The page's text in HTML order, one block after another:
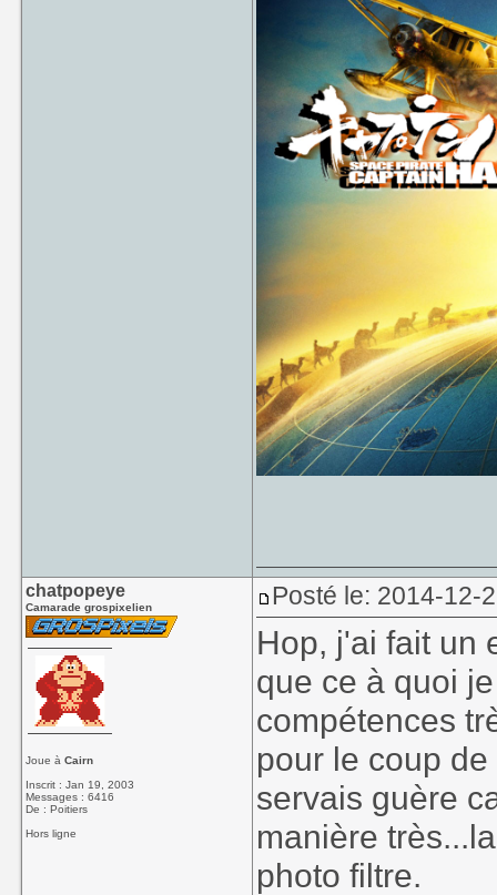
chatpopeye
Camarade grospixelien
Joue àCairn
Inscrit : Jan 19, 2003
Messages : 6416
De : Poitiers
Hors ligne
Posté le: 2014-12-
Hop, j'ai fait un
que ce à quoi
compétences
pour le coup
servais guère
manière
photo filtre.